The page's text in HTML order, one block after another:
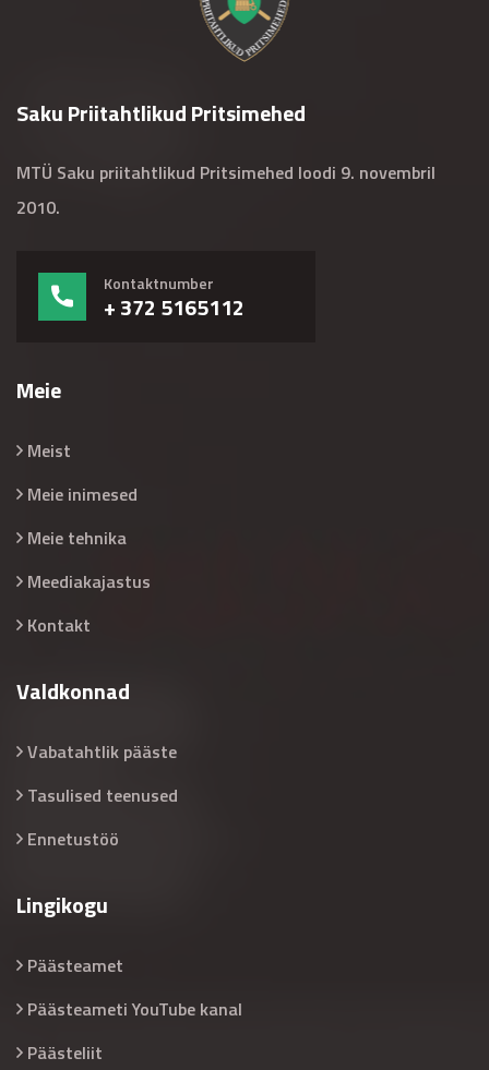
Saku Priitahtlikud Pritsimehed
MTÜ Saku priitahtlikud Pritsimehed loodi 9. novembril
2010.
Kontaktnumber
+ 372 5165112
Meie
Meist
Meie inimesed
Meie tehnika
Meediakajastus
Kontakt
Valdkonnad
Vabatahtlik pääste
Tasulised teenused
Ennetustöö
Lingikogu
Päästeamet
Päästeameti YouTube kanal
Päästeliit